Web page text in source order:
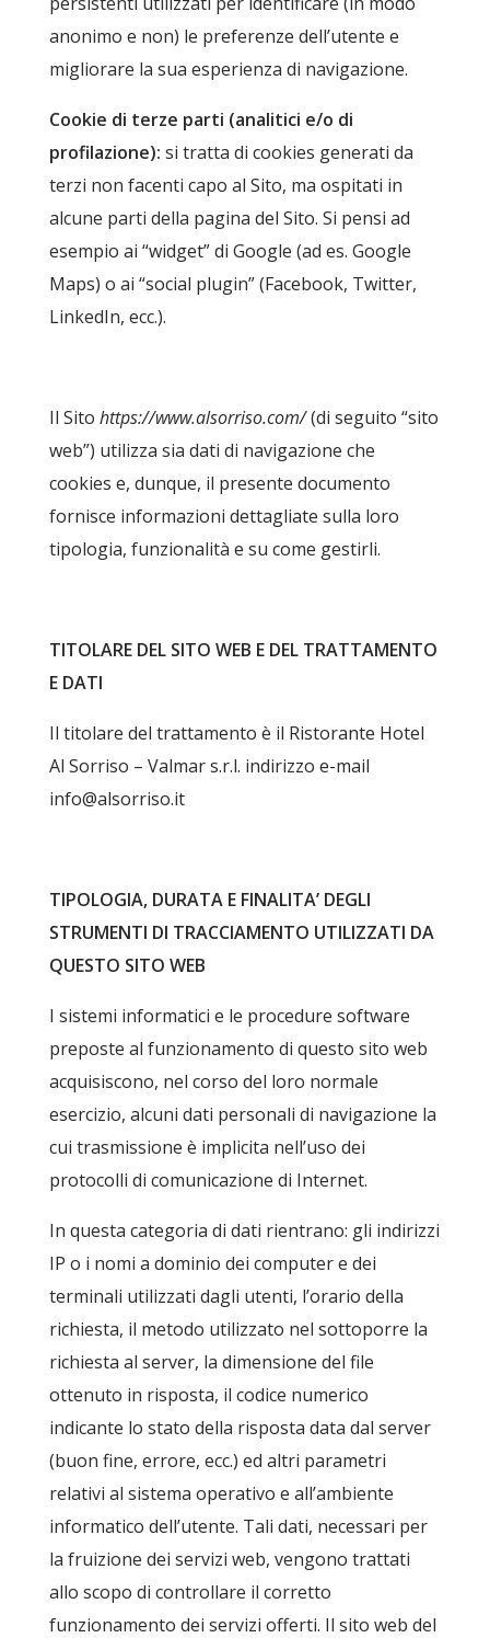
anonimo e non) le preferenze dell’utente e
migliorare la sua esperienza di navigazione.
Cookie di terze parti (analitici e/o di
profilazione): si tratta di cookies generati da
terzi non facenti capo al Sito, ma ospitati in
alcune parti della pagina del Sito. Si pensi ad
esempio ai “widget” di Google (ad es. Google
Maps) o ai “social plugin” (Facebook, Twitter,
LinkedIn, ecc.).
Il Sito https://www.alsorriso.com/(di seguito “sito
web”) utilizza sia dati di navigazione che
cookies e, dunque, il presente documento
fornisce informazioni dettagliate sulla loro
tipologia, funzionalità e su come gestirli.
TITOLARE DEL SITO WEB E DEL TRATTAMENTO
E DATI
Il titolare del trattamento è il Ristorante Hotel
Al Sorriso – Valmar s.r.l.​ indirizzo e-mail
info@alsorriso.it
TIPOLOGIA, DURATA E FINALITA’ DEGLI
STRUMENTI DI TRACCIAMENTO UTILIZZATI DA
QUESTO SITO WEB
I sistemi informatici e le procedure software
preposte al funzionamento di questo sito web
acquisiscono, nel corso del loro normale
esercizio, alcuni dati personali di navigazione la
cui trasmissione è implicita nell’uso dei
protocolli di comunicazione di Internet.
In questa categoria di dati rientrano: gli indirizzi
IP o i nomi a dominio dei computer e dei
terminali utilizzati dagli utenti, l’orario della
richiesta, il metodo utilizzato nel sottoporre la
richiesta al server, la dimensione del file
ottenuto in risposta, il codice numerico
indicante lo stato della risposta data dal server
(buon fine, errore, ecc.) ed altri parametri
relativi al sistema operativo e all’ambiente
informatico dell’utente. Tali dati, necessari per
la fruizione dei servizi web, vengono trattati
allo scopo di controllare il corretto
funzionamento dei servizi offerti. Il sito web del